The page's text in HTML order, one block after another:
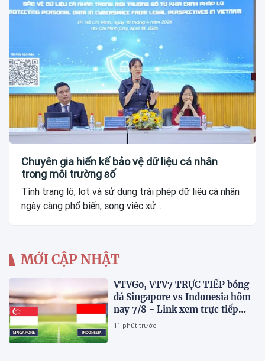
Chuyên gia hiến kế bảo vệ dữ liệu cá nhân
trong môi trường số
Tình trạng lộ, lọt và sử dụng trái phép dữ liệu cá nhân
ngày càng phổ biến, song việc xử...
MỚI CẬP NHẬT
VTVGo, VTV7 TRỰC TIẾP bóng
đá Singapore vs Indonesia hôm
nay 7/8 - Link xem trực tiếp
AFF Cup 2026 mới nhất
11 phút trước